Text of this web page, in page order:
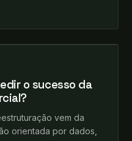
leosomma+
o sucesso da
vem da
orientada por dados,